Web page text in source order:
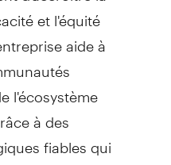
et l'équité
aide à
l'écosystème
à des
fiables qui